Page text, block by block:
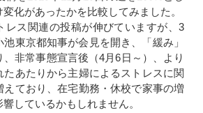
化があったかを比較してみました。
レス関連の投稿が伸びていますが、3
東京都知事が会見を開き、「緩み」
、非常事態宣言後（4月6日～）、より
たあたりから主婦によるストレスに関
えており、在宅勤務・休校で家事の増
しているかもしれません。